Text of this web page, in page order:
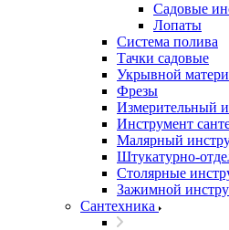
Садовые
Лопаты
Система полива
Тачки садовые
Укрывной
Фрезы
Измерительный
Инструмент
Малярный
Штукатурно-
Cтолярные
Зажимной
Сантехника